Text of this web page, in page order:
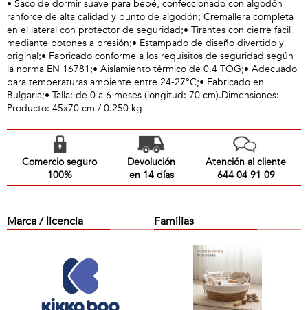
• Saco de dormir suave para bebé, confeccionado con algodón
ranforce de alta calidad y punto de algodón; Cremallera completa
en el lateral con protector de seguridad;• Tirantes con cierre fácil
mediante botones a presión;• Estampado de diseño divertido y
original;• Fabricado conforme a los requisitos de seguridad según
la norma EN 16781;• Aislamiento térmico de 0.4 TOG;• Adecuado
para temperaturas ambiente entre 24-27°C;• Fabricado en
Bulgaria;• Talla: de 0 a 6 meses (longitud: 70 cm).Dimensiones:-
Producto: 45x70 cm / 0.250 kg
Comercio seguro
100%
Devolución
en 14 días
Atención al cliente
644 04 91 09
Marca / licencia Familias